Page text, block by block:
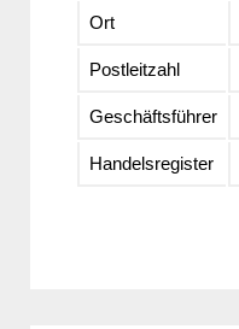
Ort
Postleitzahl
Geschäftsführer
Handelsregister